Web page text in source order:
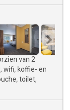
van 2
wifi, koffie- en
toilet,